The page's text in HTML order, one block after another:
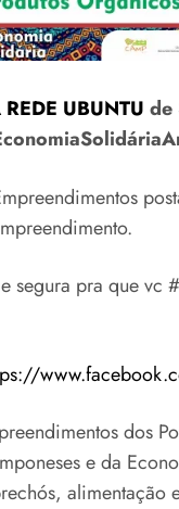
UBUNTU de
segura pra que vc
dos
e da
alimentação